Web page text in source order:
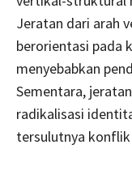
Jeratan dari arah
berorientasi pada
menyebabkan
Sementara,
radikalisasi
tersulutnya konflik